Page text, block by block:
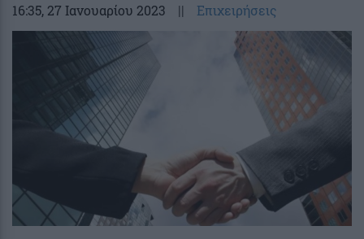
16:35, 27 Ιανουαρίου 2023 || Επιχειρήσεις